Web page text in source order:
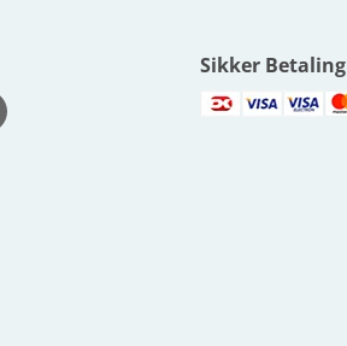
Sikker Betaling